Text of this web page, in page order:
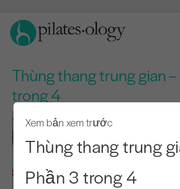
Thùng thang trung gian
trong 4
Xem bản xem trước
Thùng thang trung
Phần 3 trong 4